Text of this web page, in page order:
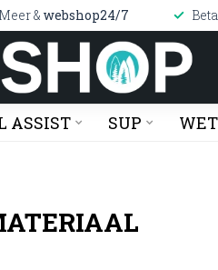
& webshop24/7
ASSIST SUP